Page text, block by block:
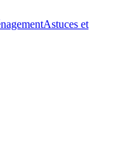
Astuces et